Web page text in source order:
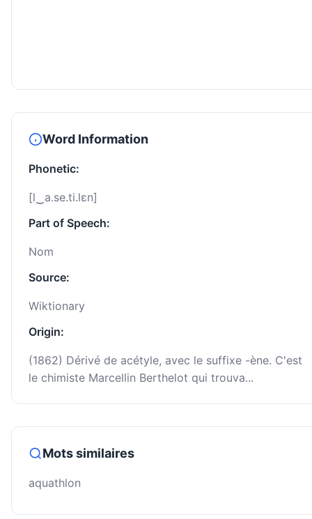
Word Information
Phonetic:
[l‿a.se.ti.lɛn]
Part of Speech:
Nom
Source:
Wiktionary
Origin:
(1862) Dérivé de acétyle, avec le suffixe -ène. C'est
le chimiste Marcellin Berthelot qui trouva...
Mots similaires
aquathlon